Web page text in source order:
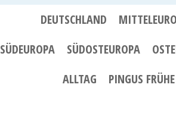
DEUTSCHLAND
SÜDEUROPA
SÜDOSTEUROPA
ALLTAG
PINGUS